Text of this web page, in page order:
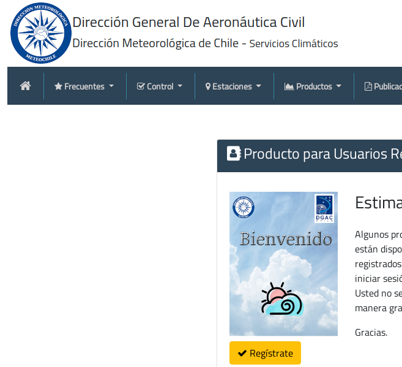
Frecuentes Control Estaciones Productos
Producto para Usuarios
Regístrate
Algunos
están
iniciar
Usted no
manera
Gracias.